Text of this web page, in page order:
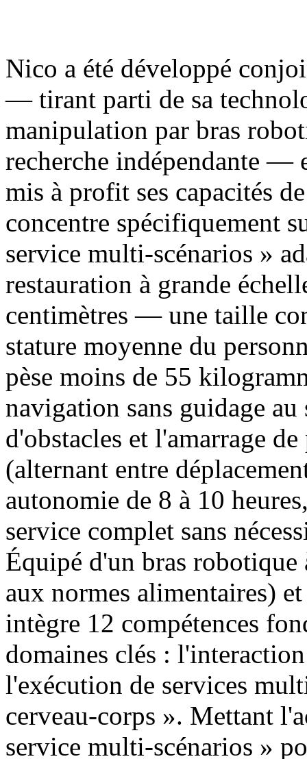
Nico a été développé
— tirant parti de sa
manipulation par bras
recherche indépendante —
mis à profit ses capacités
concentre spécifiquement
service multi-scénarios »
restauration à grande
centimètres — une taille
stature moyenne du
pèse moins de 55
navigation sans guidage
d'obstacles et l'amarrage
(alternant entre
autonomie de 8 à 10
service complet sans
Équipé d'un bras
aux normes alimentaires)
intègre 12 compétences
domaines clés :
l'exécution de services
cerveau-corps ». Mettant
service multi-scénarios »